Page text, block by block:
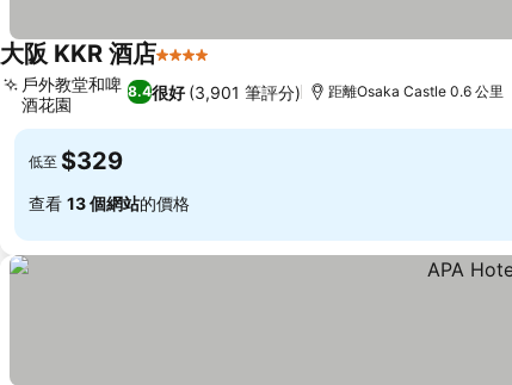
大阪 KKR 酒店4 星級
8.4很好 (3,901 筆評分)
戶外教堂和啤
酒花園
距離Osaka Castle 0.6 公里
低至 $329
查看 13 個網站的價格